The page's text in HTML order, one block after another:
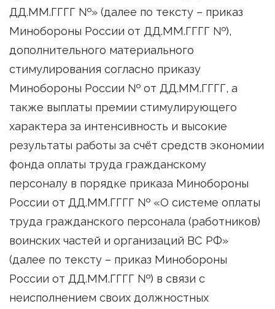
ДД.ММ.ГГГГ №» (далее по тексту – приказ
Минобороны России от ДД.ММ.ГГГГ №),
дополнительного материального
стимулирования согласно приказу
Минобороны России № от ДД.ММ.ГГГГ, а
также выплаты премии стимулирующего
характера за интенсивность и высокие
результаты работы за счёт средств экономии
фонда оплаты труда гражданскому
персоналу в порядке приказа Минобороны
России от ДД.ММ.ГГГГ № «О системе оплаты
труда гражданского персонала (работников)
воинских частей и организаций ВС РФ»
(далее по тексту – приказ Минобороны
России от ДД.ММ.ГГГГ №) в связи с
неисполнением своих должностных